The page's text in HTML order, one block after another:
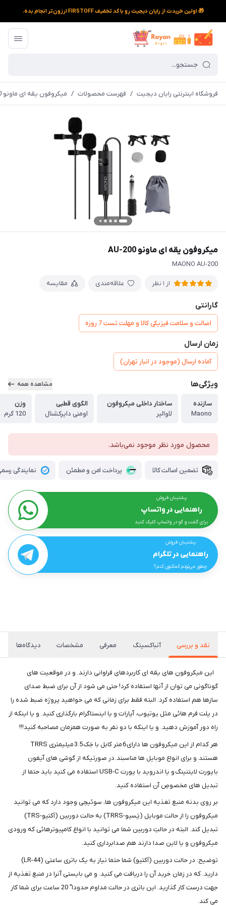
🎁 اولین خریدت از رایان دیجیت رو با کد تخفیف FIRSTOFF ارزون‌تر انجام بده.
فروشگاه اینترنتی رایان دیجیت / فهرست محصولات / میکروفون یقه ای ماونو AU-200
میکروفون یقه ای ماونو AU-200
MAONO AU-200
از 1 نظر علاقه‌مندی مقایسه
گارانتی
اصالت و سلامت فیزیکی کالا و مهلت تست 7 روزه
زمان ارسال
آماده ارسال (موجود در انبار تهران)
ویژگی‌ها مشاهده همه
سازنده
Maono
ساختار داخلی میکروفون
لاوالیر
الگوی قطبی
اومنی دایرکشنال
وزن
120 گرم
محصول مورد نظر موجود نمی‌باشد.
تضمین اصالت کالا پرداخت امن و مطمئن نمایندگی
پشتیبان فروش
راهنمایی در واتساپ
برای گفت و گو در واتساپ کلیک کنید
پشتیبان فروش
راهنمایی در تلگرام
چطور می‌تونم کمکتون کنم؟
نقد و بررسی آنباکسینگ معرفی مشخصات دیدگاه‌ها
این میکروفون های یقه ای کاربردهای فراوانی دارند. و در موقعیت های
گوناگونی می توان از آنها استفاده کرد! حتی می شود از آن برای ضبط صدای
سازها هم استفاده کرد. البته فقط برای زمانی که می خواهید پروژه ضبط شده را
در پلت فرم هائی مثل یوتیوب، آپارات و یا اینستاگرام بارگذاری کنید. و یا اینکه از
راه دور آموزش دهید. و یا اینکه با دو نفر به صورت همزمان مصاحبه کنید!!!
هر کدام از این میکروفون ها دارای 6 متر کابل با جَک 3.5 میلیمتری TRRS
هستند. و برای انواع موبایل ها مناسبند. در صورتیکه از گوشی های آیفون
با پورت لایتنینگ و یا اندروید با پورت USB-C استفاده می کنید باید حتما از
تبدیل های مخصوصِ آن استفاده کنید.
بر روی بدنه منبع تغذیه این میکروفون ها، سوئیچی وجود دارد که می توانید
میکروفون را از حالت موبایل (پَسیو-TRRS) به حالت دوربین (اَکتیو-TRS)
تبدیل کند. البته در حالتِ دوربین شما می توانید با انواع کامپیوترهائی که ورودی
میکروفون و یا لاین صدا دارند هم صدابرداری کنید.
توضیح: در حالت دوربین (اَکتیو) شما حتما نیاز به یک باتری ساعتی (LR-44)
دارید. که در زمان خرید آن را دریافت می کنید. و می بایستی آنرا در منبع تغذیه از
جهت درست کار گذارید. این باتری در حالت مداوم حدودا" 20 ساعت برای شما کار
می کند.